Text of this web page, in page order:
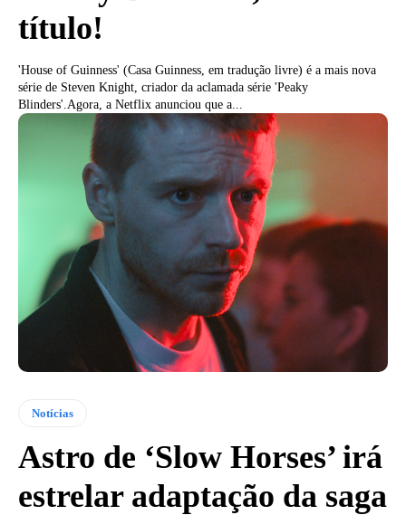
título!
'House of Guinness' (Casa Guinness, em tradução livre) é a mais nova
série de Steven Knight, criador da aclamada série 'Peaky
Blinders'.Agora, a Netflix anunciou que a...
Notícias
Astro de ‘Slow Horses’ irá
estrelar adaptação da saga